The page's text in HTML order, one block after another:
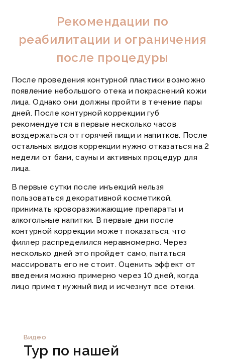
Рекомендации по
реабилитации и ограничения
после процедуры
После проведения контурной пластики возможно
появление небольшого отека и покраснений кожи
лица. Однако они должны пройти в течение пары
дней. После контурной коррекции губ
рекомендуется в первые несколько часов
воздержаться от горячей пищи и напитков. После
остальных видов коррекции нужно отказаться на 2
недели от бани, сауны и активных процедур для
лица.
В первые сутки после инъекций нельзя
пользоваться декоративной косметикой,
принимать кроворазжижающие препараты и
алкогольные напитки. В первые дни после
контурной коррекции может показаться, что
филлер распределился неравномерно. Через
несколько дней это пройдет само, пытаться
массировать его не стоит. Оценить эффект от
введения можно примерно через 10 дней, когда
лицо примет нужный вид и исчезнут все отеки.
Видео
Тур по нашей